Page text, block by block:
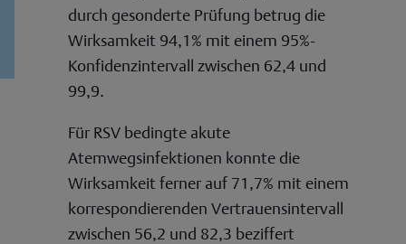
durch gesonderte Prüfung betrug die
Wirksamkeit 94,1% mit einem 95%-
Konfidenzintervall zwischen 62,4 und
99,9.
Für RSV bedingte akute
Atemwegsinfektionen konnte die
Wirksamkeit ferner auf 71,7% mit einem
korrespondierenden Vertrauensintervall
zwischen 56,2 und 82,3 beziffert